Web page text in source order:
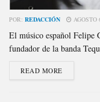
POR: REDACCIÓN AGOSTO
El músico español Felipe
fundador de la banda
READ MORE